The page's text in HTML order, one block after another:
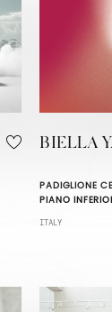
BIELLA
PADIGLIONE
PIANO
ITALY